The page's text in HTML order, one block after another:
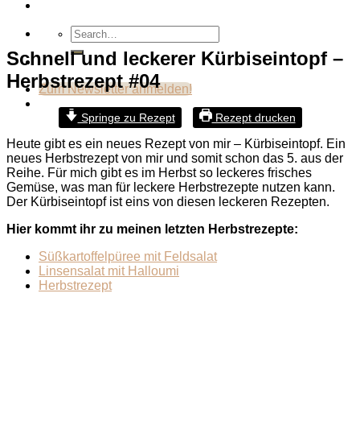
Zum Newsletter anmelden!
Schnell und leckerer Kürbiseintopf –
Herbstrezept #04
Springe zu Rezept Rezept drucken
Heute gibt es ein neues Rezept von mir – Kürbiseintopf. Ein
neues Herbstrezept von mir und somit schon das 5. aus der
Reihe. Für mich gibt es im Herbst so leckeres frisches
Gemüse, was man für leckere Herbstrezepte nutzen kann.
Der Kürbiseintopf ist eins von diesen leckeren Rezepten.
Hier kommt ihr zu meinen letzten Herbstrezepte:
Süßkartoffelpüree mit Feldsalat
Linsensalat mit Halloumi
Herbstrezept